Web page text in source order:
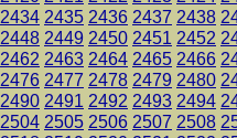
2434 2435 2436 2437 2438
2448 2449 2450 2451 2452
2462 2463 2464 2465 2466
2476 2477 2478 2479 2480
2490 2491 2492 2493 2494
2504 2505 2506 2507 2508